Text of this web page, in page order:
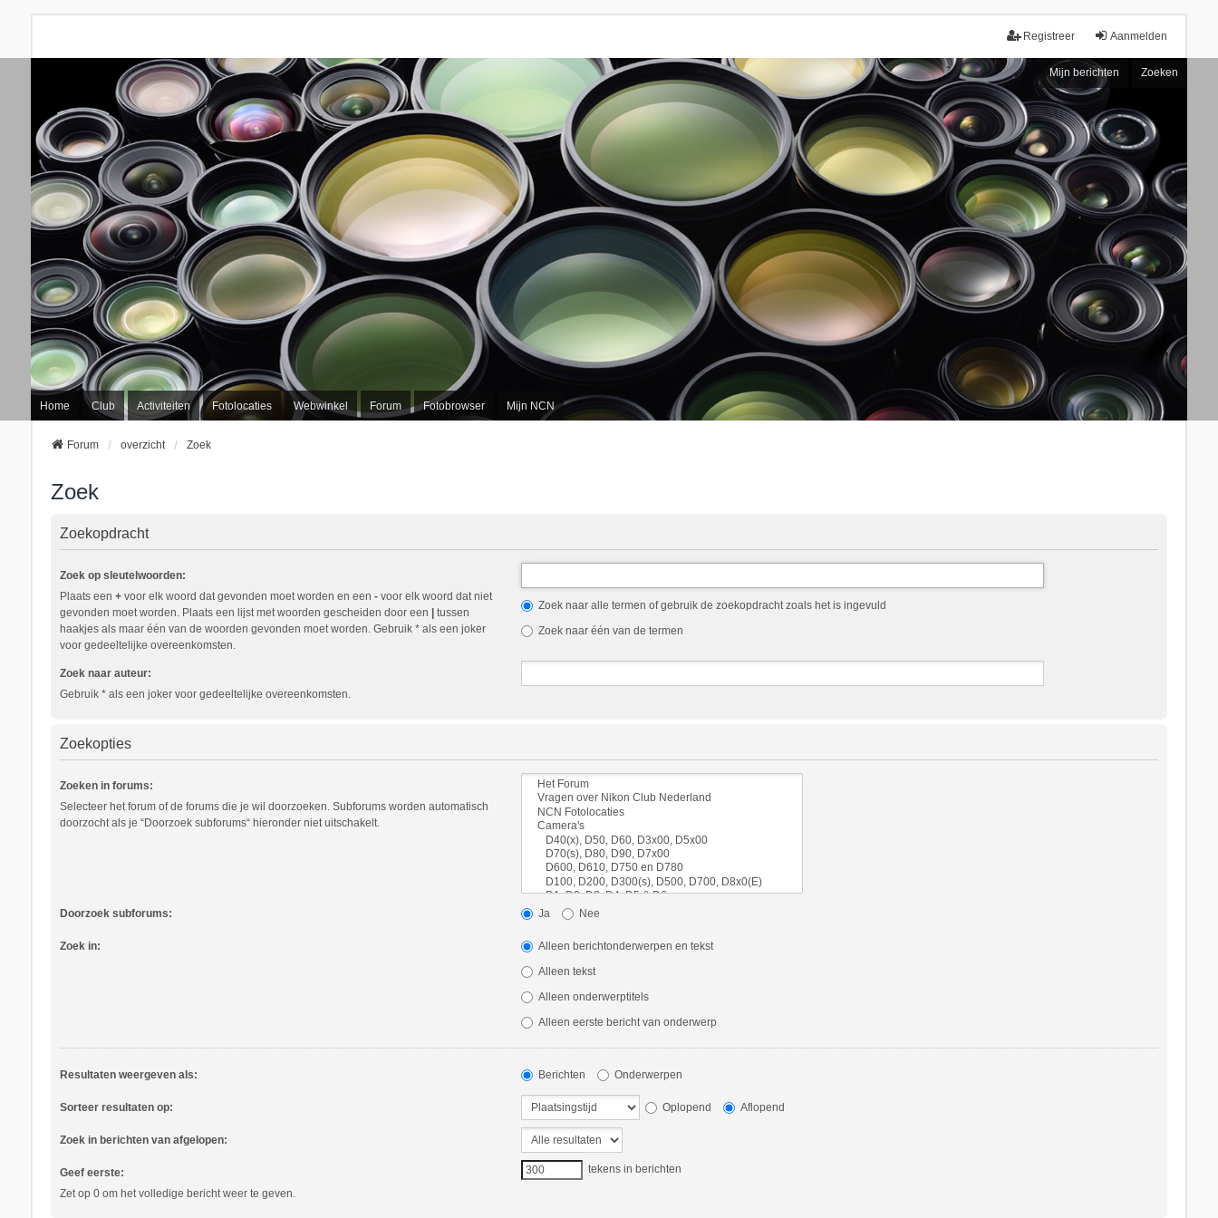
Aanmelden
Registreer
Mijn berichten Zoeken
Home Club Activiteiten Fotolocaties Webwinkel Forum Fotobrowser Mijn NCN
Forum overzicht Zoek
Zoek
Zoekopdracht
Zoek op sleutelwoorden:
Plaats een +voor elk woord dat gevonden moet worden en een -voor elk woord dat niet
gevonden moet worden. Plaats een lijst met woorden gescheiden door een
tussen
haakjes als maar één van de woorden gevonden moet worden. Gebruik * als een joker
voor gedeeltelijke overeenkomsten.
Zoek naar alle termen of gebruik de zoekopdracht zoals het is ingevuld
Zoek naar één van de termen
Zoek naar auteur:
Gebruik * als een joker voor gedeeltelijke overeenkomsten.
Zoekopties
Zoeken in forums:
Selecteer het forum of de forums die je wil doorzoeken. Subforums worden automatisch
doorzocht als je “Doorzoek subforums“ hieronder niet uitschakelt.
Doorzoek subforums: Ja Nee
Zoek in:
Alleen berichtonderwerpen en tekst
Alleen tekst
Alleen onderwerptitels
Alleen eerste bericht van onderwerp
Resultaten weergeven als: Berichten Onderwerpen
Sorteer resultaten op: Oplopend Aflopend
Zoek in berichten van afgelopen:
Geef eerste:
Zet op 0 om het volledige bericht weer te geven.
tekens in berichten